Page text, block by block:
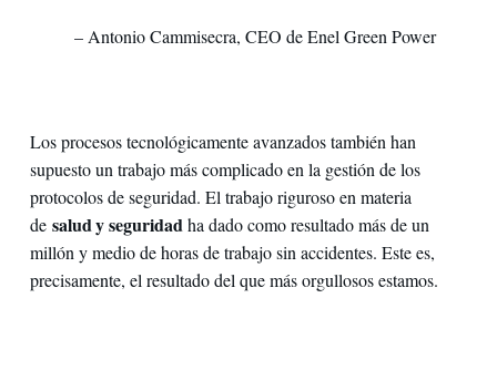
– Antonio Cammisecra, CEO de Enel Green Power
Los procesos tecnológicamente avanzados también han
supuesto un trabajo más complicado en la gestión de los
protocolos de seguridad. El trabajo riguroso en materia
de salud y seguridadha dado como resultado más de un
millón y medio de horas de trabajo sin accidentes. Este es,
precisamente, el resultado del que más orgullosos estamos.